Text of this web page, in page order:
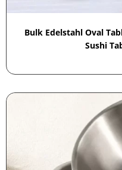
Bulk Edelstahl Oval
Sushi